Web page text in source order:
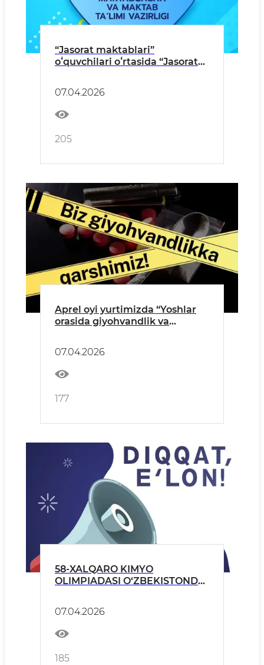
“Jasorat maktablari”
oʻquvchilari oʻrtasida “Jasorat
musobaqasi tashkil etiladi
07.04.2026
205
Aprel oyi yurtimizda “Yoshlar
orasida giyohvandlik va
oyligi sifatida o‘tkazilmoqda
07.04.2026
177
58-XALQARO KIMYO
OLIMPIADASI O‘ZBEKISTONDA
07.04.2026
185